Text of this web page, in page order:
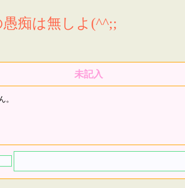
痴は無しよ(^^;;
未記入
。